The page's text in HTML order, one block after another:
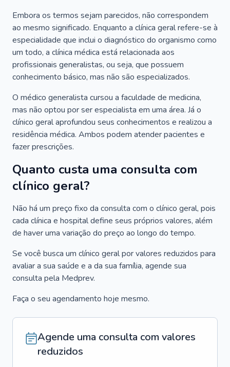
Embora os termos sejam parecidos, não correspondem
ao mesmo significado. Enquanto a clínica geral refere-se à
especialidade que inclui o diagnóstico do organismo como
um todo, a clínica médica está relacionada aos
profissionais generalistas, ou seja, que possuem
conhecimento básico, mas não são especializados.
O médico generalista cursou a faculdade de medicina,
mas não optou por ser especialista em uma área. Já o
clínico geral aprofundou seus conhecimentos e realizou a
residência médica. Ambos podem atender pacientes e
fazer prescrições.
Quanto custa uma consulta com
clínico geral?
Não há um preço fixo da consulta com o clínico geral, pois
cada clínica e hospital define seus próprios valores, além
de haver uma variação do preço ao longo do tempo.
Se você busca um clínico geral por valores reduzidos para
avaliar a sua saúde e a da sua família, agende sua
consulta pela Medprev.
Faça o seu agendamento hoje mesmo.
Agende uma consulta com valores
reduzidos